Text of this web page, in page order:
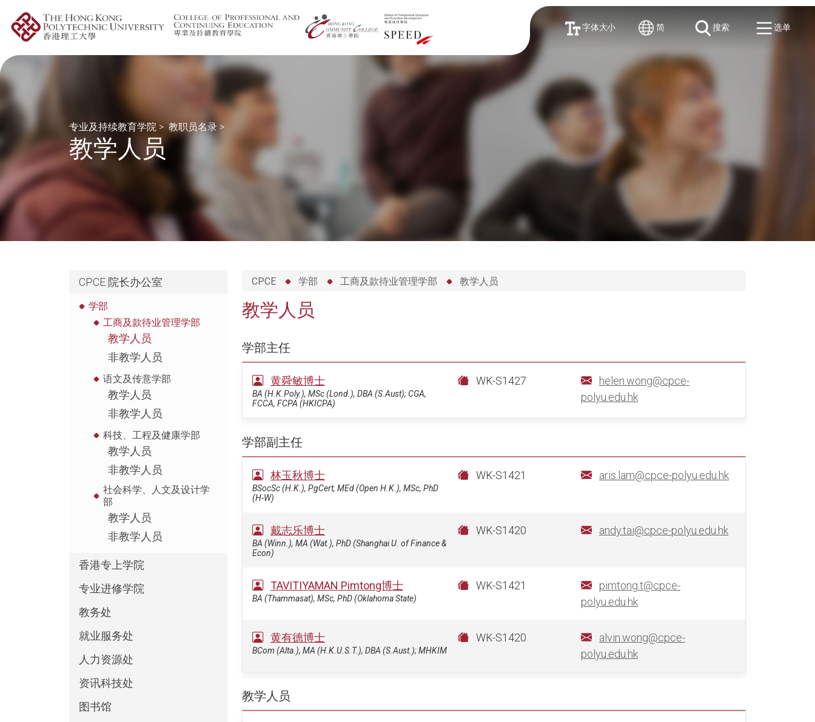
字体大小 简 搜索 选单
专业及持续教育学院 > 教职员名录 >
教学人员
CPCE 院长办公室
学部
工商及款待业管理学部
教学人员
非教学人员
语文及传意学部
教学人员
非教学人员
科技、工程及健康学部
教学人员
非教学人员
社会科学、人文及设计学
部
教学人员
非教学人员
香港专上学院
专业进修学院
教务处
就业服务处
人力资源处
资讯科技处
图书馆
CPCE 学部 工商及款待业管理学部 教学人员
教学人员
学部主任
黄舜敏博士
BA (H.K.Poly.), MSc (Lond.), DBA (S.Aust); CGA,
FCCA, FCPA (HKICPA)
WK-S1427
helen.wong@cpce-
polyu.edu.hk
学部副主任
林玉秋博士
BSocSc (H.K.), PgCert, MEd (Open H.K.), MSc, PhD
(H-W)
WK-S1421 aris.lam@cpce-polyu.edu.hk
戴志乐博士
BA (Winn.), MA (Wat.), PhD (Shanghai U. of Finance &
Econ)
WK-S1420 andy.tai@cpce-polyu.edu.hk
TAVITIYAMAN Pimtong博士
BA (Thammasat), MSc, PhD (Oklahoma State)
WK-S1421
pimtong.t@cpce-
polyu.edu.hk
黄有德博士
BCom (Alta.), MA (H.K.U.S.T.), DBA (S.Aust.); MHKIM
WK-S1420
alvin.wong@cpce-
polyu.edu.hk
教学人员